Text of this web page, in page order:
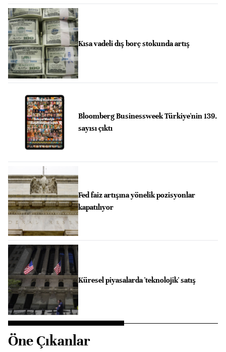
Kısa vadeli dış borç stokunda artış
Bloomberg Businessweek Türkiye'nin 139.
sayısı çıktı
Fed faiz artışına yönelik pozisyonlar
kapatılıyor
Küresel piyasalarda 'teknolojik' satış
Öne Çıkanlar